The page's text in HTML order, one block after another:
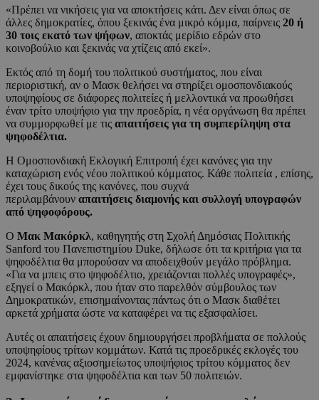
«Πρέπει να νικήσεις για να αποκτήσεις κάτι. Δεν είναι όπως σε
άλλες δημοκρατίες, όπου ξεκινάς ένα μικρό κόμμα, παίρνεις 20 ή
30 τοις εκατό των ψήφων, αποκτάς μερίδιο εδρών στο
κοινοβούλιο και ξεκινάς να χτίζεις από εκεί».
Εκτός από τη δομή του πολιτικού συστήματος, που είναι
περιοριστική, αν ο Μασκ θελήσει να στηρίξει ομοσπονδιακούς
υποψηφίους σε διάφορες πολιτείες ή μελλοντικά να προωθήσει
έναν τρίτο υποψήφιο για την προεδρία, η νέα οργάνωση θα πρέπει
να συμμορφωθεί με τις απαιτήσεις για τη συμπερίληψη στα
ψηφοδέλτια.
Η Ομοσπονδιακή Εκλογική Επιτροπή έχει κανόνες για την
καταχώριση ενός νέου πολιτικού κόμματος. Κάθε πολιτεία , επίσης,
έχει τους δικούς της κανόνες, που συχνά
περιλαμβάνουν απαιτήσεις διαμονής και συλλογή υπογραφών
από ψηφοφόρους.
Ο Μακ Μακόρκλ, καθηγητής στη Σχολή Δημόσιας Πολιτικής
Sanford του Πανεπιστημίου Duke, δήλωσε ότι τα κριτήρια για τα
ψηφοδέλτια θα μπορούσαν να αποδειχθούν μεγάλο πρόβλημα.
«Για να μπεις στο ψηφοδέλτιο, χρειάζονται πολλές υπογραφές»,
εξηγεί ο Μακόρκλ, που ήταν στο παρελθόν σύμβουλος των
Δημοκρατικών, επισημαίνοντας πάντως ότι ο Μασκ διαθέτει
αρκετά χρήματα ώστε να καταφέρει να τις εξασφαλίσει.
Αυτές οι απαιτήσεις έχουν δημιουργήσει προβλήματα σε πολλούς
υποψηφίους τρίτων κομμάτων. Κατά τις προεδρικές εκλογές του
2024, κανένας αξιοσημείωτος υποψήφιος τρίτου κόμματος δεν
εμφανίστηκε στα ψηφοδέλτια και των 50 πολιτειών.